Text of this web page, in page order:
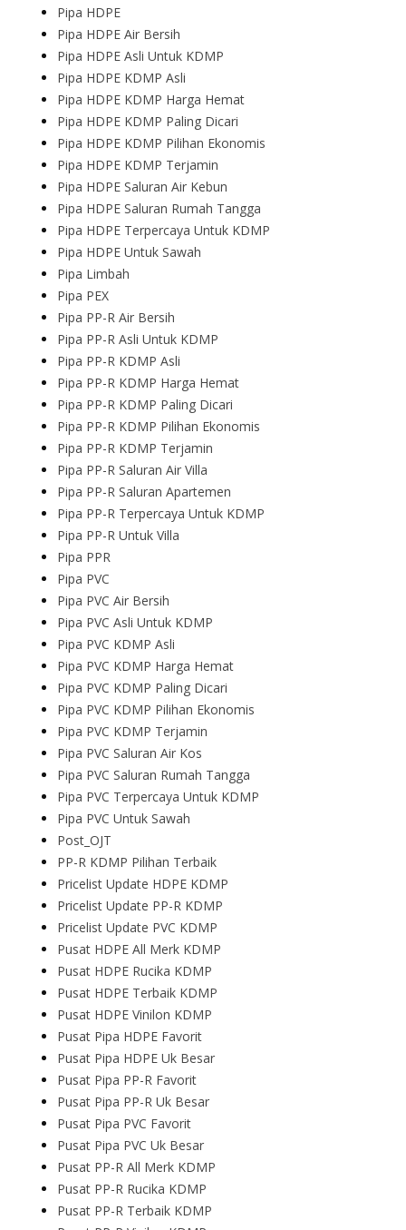
Pipa HDPE
Pipa HDPE Air Bersih
Pipa HDPE Asli Untuk KDMP
Pipa HDPE KDMP Asli
Pipa HDPE KDMP Harga Hemat
Pipa HDPE KDMP Paling Dicari
Pipa HDPE KDMP Pilihan Ekonomis
Pipa HDPE KDMP Terjamin
Pipa HDPE Saluran Air Kebun
Pipa HDPE Saluran Rumah Tangga
Pipa HDPE Terpercaya Untuk KDMP
Pipa HDPE Untuk Sawah
Pipa Limbah
Pipa PEX
Pipa PP-R Air Bersih
Pipa PP-R Asli Untuk KDMP
Pipa PP-R KDMP Asli
Pipa PP-R KDMP Harga Hemat
Pipa PP-R KDMP Paling Dicari
Pipa PP-R KDMP Pilihan Ekonomis
Pipa PP-R KDMP Terjamin
Pipa PP-R Saluran Air Villa
Pipa PP-R Saluran Apartemen
Pipa PP-R Terpercaya Untuk KDMP
Pipa PP-R Untuk Villa
Pipa PPR
Pipa PVC
Pipa PVC Air Bersih
Pipa PVC Asli Untuk KDMP
Pipa PVC KDMP Asli
Pipa PVC KDMP Harga Hemat
Pipa PVC KDMP Paling Dicari
Pipa PVC KDMP Pilihan Ekonomis
Pipa PVC KDMP Terjamin
Pipa PVC Saluran Air Kos
Pipa PVC Saluran Rumah Tangga
Pipa PVC Terpercaya Untuk KDMP
Pipa PVC Untuk Sawah
Post_OJT
PP-R KDMP Pilihan Terbaik
Pricelist Update HDPE KDMP
Pricelist Update PP-R KDMP
Pricelist Update PVC KDMP
Pusat HDPE All Merk KDMP
Pusat HDPE Rucika KDMP
Pusat HDPE Terbaik KDMP
Pusat HDPE Vinilon KDMP
Pusat Pipa HDPE Favorit
Pusat Pipa HDPE Uk Besar
Pusat Pipa PP-R Favorit
Pusat Pipa PP-R Uk Besar
Pusat Pipa PVC Favorit
Pusat Pipa PVC Uk Besar
Pusat PP-R All Merk KDMP
Pusat PP-R Rucika KDMP
Pusat PP-R Terbaik KDMP